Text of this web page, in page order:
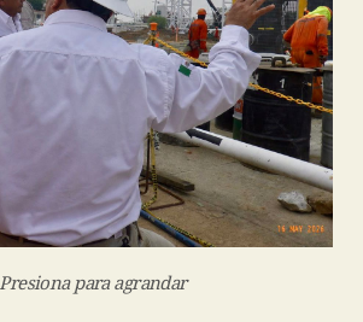
Presiona para agrandar